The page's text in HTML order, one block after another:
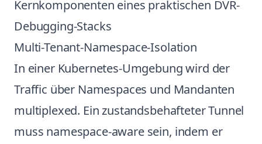
Kernkomponenten eines praktischen DVR-
Debugging-Stacks
Multi-Tenant-Namespace-Isolation
In einer Kubernetes-Umgebung wird der
Traffic über Namespaces und Mandanten
multiplexed. Ein zustandsbehafteter Tunnel
muss namespace-aware sein, indem er